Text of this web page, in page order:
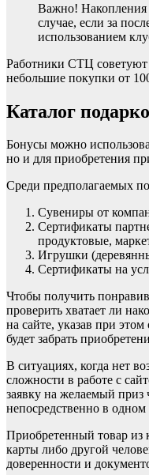
Важно! Накопления
случае, если за
использованием
Работники СТЦ советуют
небольшие покупки от
Каталог
Бонусы можно
но и для приобретения
Среди предполагаемых
Сувениры от
Сертификаты
продуктовые,
Игрушки
Сертификаты на
Чтобы получить
проверить хватает ли
на сайте, указав при
будет забрать
В ситуациях, когда нет
сложности в работе с
заявку на желаемый приз
непосредственно в одном
Приобретенный товар из
карты либо другой
доверенности и